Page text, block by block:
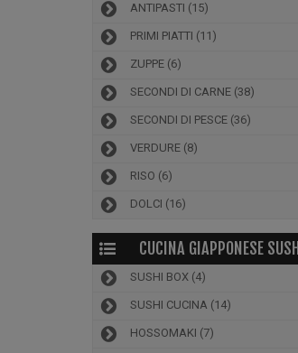
ANTIPASTI (15)
PRIMI PIATTI (11)
ZUPPE (6)
SECONDI DI CARNE (38)
SECONDI DI PESCE (36)
VERDURE (8)
RISO (6)
DOLCI (16)
CUCINA GIAPPONESE SUSHI
SUSHI BOX (4)
SUSHI CUCINA (14)
HOSSOMAKI (7)